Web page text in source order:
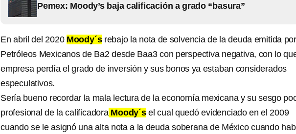
Pemex: Moody’s baja calificación a grado “basura”
En abril del 2020 Moody´srebajo la nota de solvencia de la deuda emitida
Petróleos Mexicanos de Ba2 desde Baa3 con perspectiva negativa, con lo
empresa perdía el grado de inversión y sus bonos ya estaban considerados
especulativos.
Sería bueno recordar la mala lectura de la economía mexicana y su sesgo
profesional de la calificadoraMoody´sel cual quedó evidenciado en el 2009
cuando se le asignó una alta nota a la deuda soberana de México cuando